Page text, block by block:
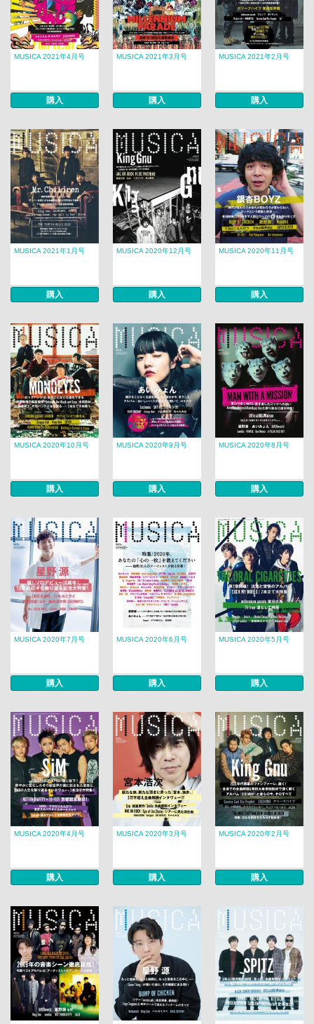
MUSICA 2021年4月号
購入
MUSICA 2021年3月号
購入
MUSICA 2021年2月号
購入
MUSICA 2021年1月号
購入
MUSICA 2020年12月号
購入
MUSICA 2020年11月号
購入
MUSICA 2020年10月号
購入
MUSICA 2020年9月号
購入
MUSICA 2020年8月号
購入
MUSICA 2020年7月号
購入
MUSICA 2020年6月号
購入
MUSICA 2020年5月号
購入
MUSICA 2020年4月号
購入
MUSICA 2020年3月号
購入
MUSICA 2020年2月号
購入